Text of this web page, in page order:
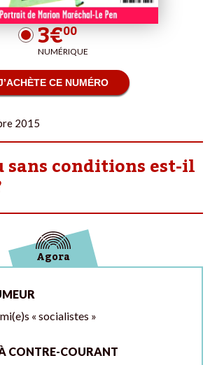
3€00
NUMÉRIQUE
CE NUMÉRO
2015
sans conditions est-il
Agora
« socialistes »
CONTRE-COURANT